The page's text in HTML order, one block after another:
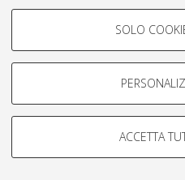
COOKIE DI
Si tratta di cookie utilizzati per
navigazione degli utenti, creare
Mostra cookie di profilazione
COOKIE TECNICI -
SOLO
ACCETTA
Condizioni d’uso del sito